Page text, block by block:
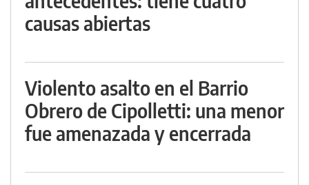
causas abiertas
Violento asalto en el Barrio
Obrero de Cipolletti: una menor
fue amenazada y encerrada